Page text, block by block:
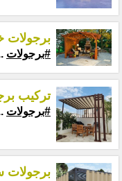
#برجولات
تركيب
#برجولات
برجولات